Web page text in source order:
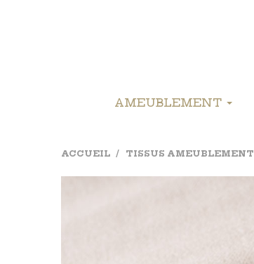
AMEUBLEMENT
ACCUEIL TISSUS AMEUBLEMENT